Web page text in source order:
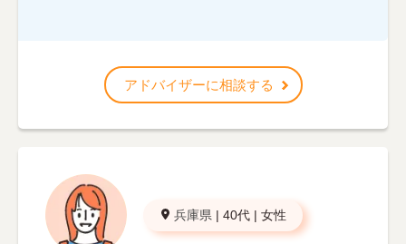
アドバイザーに相談する
兵庫県 | 40代 | 女性